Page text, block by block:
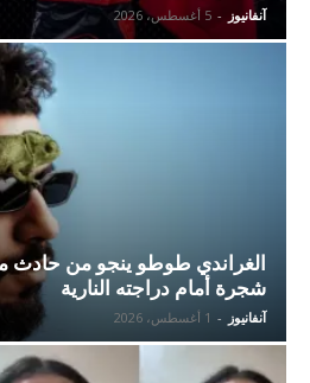
آنفانيوز - 5 أغسطس، 2026
الغراندي طوطو ينجو من
شجرة أمام دراجته النارية
آنفانيوز - 1 أغسطس، 2026